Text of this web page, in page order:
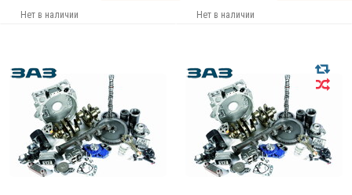
Нет в наличии Нет в наличии